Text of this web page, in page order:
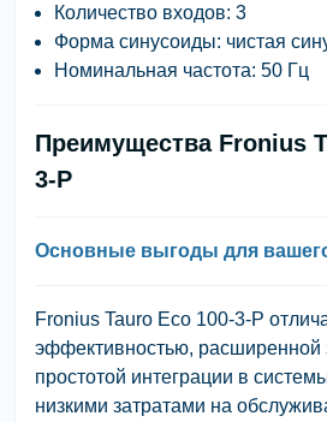
Количество входов: 3
Форма синусоиды: чистая
Номинальная частота: 50 Гц
Преимущества Fronius
3-P
Основные выгоды для
Fronius Tauro Eco 100-3-P
эффективностью, расширенной
простотой интеграции в
низкими затратами на